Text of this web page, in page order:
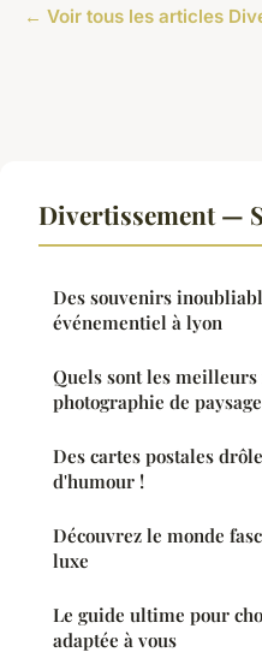
← Voir tous les articles
Divertissement —
Des souvenirs
événementiel à lyon
Quels sont les
photographie de
Des cartes postales
d'humour !
Découvrez le monde
luxe
Le guide ultime pour
adaptée à vous